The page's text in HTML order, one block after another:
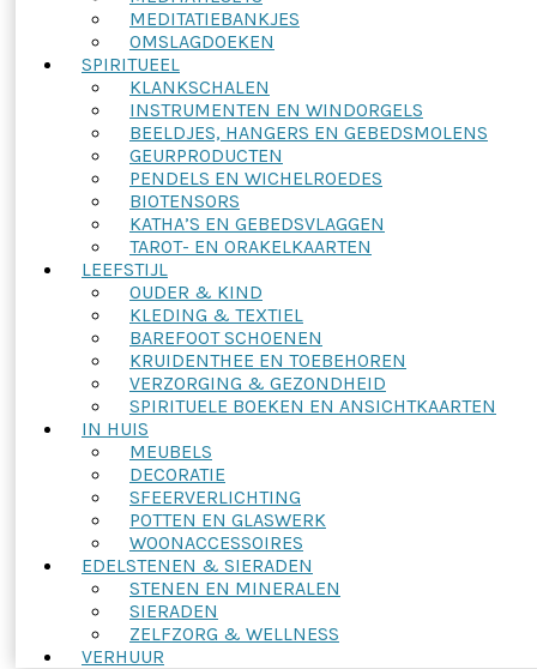
MEDITATIEBANKJES
OMSLAGDOEKEN
SPIRITUEEL
KLANKSCHALEN
INSTRUMENTEN EN WINDORGELS
BEELDJES, HANGERS EN GEBEDSMOLENS
GEURPRODUCTEN
PENDELS EN WICHELROEDES
BIOTENSORS
KATHA’S EN GEBEDSVLAGGEN
TAROT- EN ORAKELKAARTEN
LEEFSTIJL
OUDER & KIND
KLEDING & TEXTIEL
BAREFOOT SCHOENEN
KRUIDENTHEE EN TOEBEHOREN
VERZORGING & GEZONDHEID
SPIRITUELE BOEKEN EN ANSICHTKAARTEN
IN HUIS
MEUBELS
DECORATIE
SFEERVERLICHTING
POTTEN EN GLASWERK
WOONACCESSOIRES
EDELSTENEN & SIERADEN
STENEN EN MINERALEN
SIERADEN
ZELFZORG & WELLNESS
VERHUUR